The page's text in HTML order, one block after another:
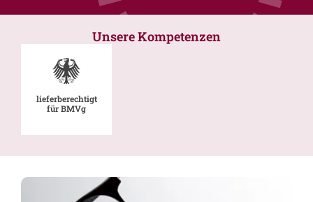
Unsere Kompetenzen
lieferberechtigt
für BMVg